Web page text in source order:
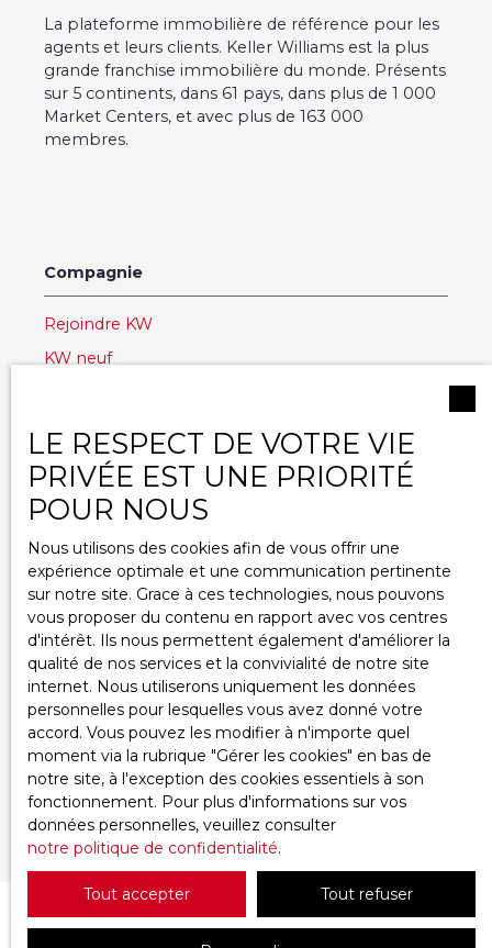
La plateforme immobilière de référence pour les
agents et leurs clients. Keller Williams est la plus
grande franchise immobilière du monde. Présents
sur 5 continents, dans 61 pays, dans plus de 1 000
Market Centers, et avec plus de 163 000
membres.
Compagnie
Rejoindre KW
KW neuf
Contact
Espace vendeur
Informations
Mentions légales
Politique de confidentialité
Plan du site
Gérer les cookies
Propulsé par
LE RESPECT DE VOTRE VIE
PRIVÉE EST UNE PRIORITÉ
POUR NOUS
Nous utilisons des cookies afin de vous offrir une
expérience optimale et une communication pertinente
sur notre site. Grace à ces technologies, nous pouvons
vous proposer du contenu en rapport avec vos centres
d'intérêt. Ils nous permettent également d'améliorer la
qualité de nos services et la convivialité de notre site
internet. Nous utiliserons uniquement les données
personnelles pour lesquelles vous avez donné votre
accord. Vous pouvez les modifier à n'importe quel
moment via la rubrique ″Gérer les cookies″ en bas de
notre site, à l'exception des cookies essentiels à son
fonctionnement. Pour plus d'informations sur vos
données personnelles, veuillez consulter
notre politique de confidentialité.
Tout accepter Tout refuser